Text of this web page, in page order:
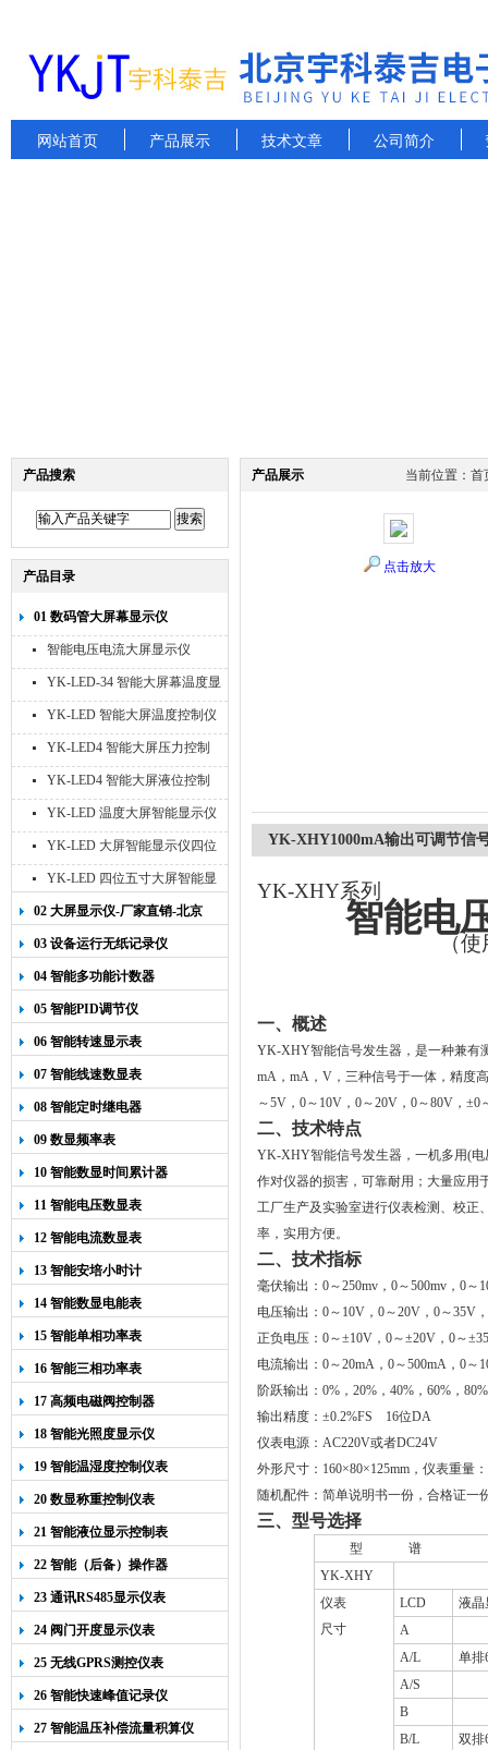
网站首页 产品展示 技术文章 公司简介
产品搜索
产品目录
01 数码管大屏幕显示仪
智能电压电流大屏显示仪
YK-LED-34 智能大屏幕温度显
示仪
YK-LED 智能大屏温度控制仪
YK-LED4 智能大屏压力控制
仪
YK-LED4 智能大屏液位控制
仪
YK-LED 温度大屏智能显示仪
四位十寸
YK-LED 大屏智能显示仪四位
八寸
YK-LED 四位五寸大屏智能显
示仪
02 大屏显示仪-厂家直销-北京
宇科泰吉
03 设备运行无纸记录仪
04 智能多功能计数器
05 智能PID调节仪
06 智能转速显示表
07 智能线速数显表
08 智能定时继电器
09 数显频率表
10 智能数显时间累计器
11 智能电压数显表
12 智能电流数显表
13 智能安培小时计
14 智能数显电能表
15 智能单相功率表
16 智能三相功率表
17 高频电磁阀控制器
18 智能光照度显示仪
19 智能温湿度控制仪表
20 数显称重控制仪表
21 智能液位显示控制表
22 智能（后备）操作器
23 通讯RS485显示仪表
24 阀门开度显示仪表
25 无线GPRS测控仪表
26 智能快速峰值记录仪
27 智能温压补偿流量积算仪
产品展示 当前位置： 首
点击放大
YK-XHY1000mA输出可调节信
YK-XHY系列
智能电压
（
一、概述
YK-XHY智能信号发生器，是一种兼有
mA ， mA ， V ，三种信号于一体，精度
～5V ， 0～ 10V ， 0～20V ， 0～80V ，±0
二、技术特点
YK-XHY智能信号发生器，一机多用(
作对仪器的损害，可靠耐用；大量应用
工厂生产及实验室进行仪表检测、校正
率，实用方便。
二、技术指标
毫伏输出： 0～250mv ， 0～500mv ， 0～
电压输出： 0～ 10V ， 0～20V ， 0～35V ，
正负电压： 0～±10V ， 0～±20V ， 0～±
电流输出： 0～20mA ， 0～500mA ， 0～
阶跃输出： 0% ， 20% ， 40% ， 60% ， 80%
输出精度：±0.2%FS 16位DA
仪表电源： AC220V或者DC24V
外形尺寸： 160×80×125mm ，仪表重量：
随机配件：简单说明书一份，合格证一
三、型号选择
型
谱
YK-XHY
仪表
尺寸
LCD
液晶
A
A/L
单排
A/S
B
B/L
双排